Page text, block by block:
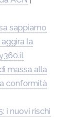
sappiamo
la
massa alla
conformità
i nuovi rischi